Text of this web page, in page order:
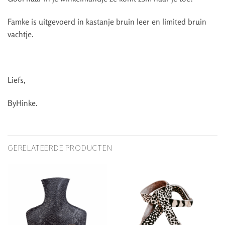
Famke is uitgevoerd in kastanje bruin leer en limited bruin
vachtje.
Liefs,
ByHinke.
GERELATEERDE PRODUCTEN